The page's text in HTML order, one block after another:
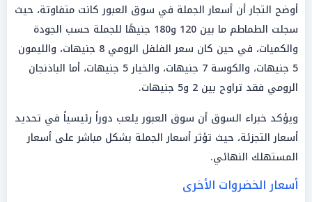
أوضح التجار أن أسعار الجملة في سوق العبور كانت متفاوتة، حيث
سجلت الطماطم ما بين 120 و180 جنيهًا للجملة حسب الجودة
والكميات، في حين كان سعر الفلفل الرومي 8 جنيهات، والليمون
5 جنيهات، والكوسة 7 جنيهات، والخيار 5 جنيهات، أما الباذنجان
الرومي فقد تراوح بين 2 و5 جنيهات.
ويؤكد خبراء السوق أن سوق العبور يلعب دوراً رئيسياً في تحديد
أسعار التجزئة، حيث تؤثر أسعار الجملة بشكل مباشر على أسعار
المستهلك النهائي.
أسعار الخضروات الأخرى